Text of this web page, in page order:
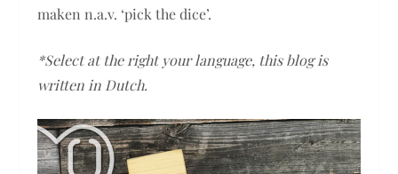
maken n.a.v. ‘pick the dice’.
*Select at the right your language, this blog is
written in Dutch.